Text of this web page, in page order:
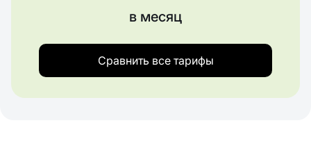
в месяц
Сравнить все тарифы